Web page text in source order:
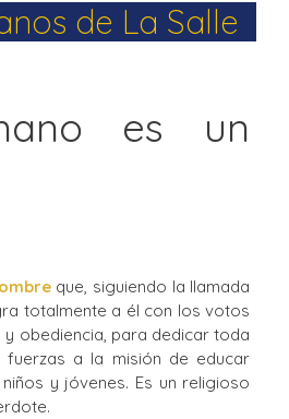
de La Salle
es un
que, siguiendo la llamada
totalmente a él con los votos
obediencia, para dedicar toda
a la misión de educar
y jóvenes. Es un religioso